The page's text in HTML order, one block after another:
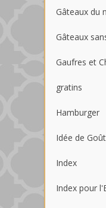
Gâteaux du
Gâteaux
Gaufres et
gratins
Hamburger
Idée de
Index
Index pour